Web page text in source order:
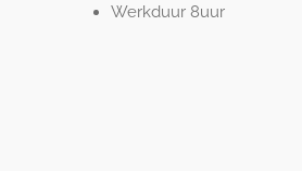
Werkduur 8uur